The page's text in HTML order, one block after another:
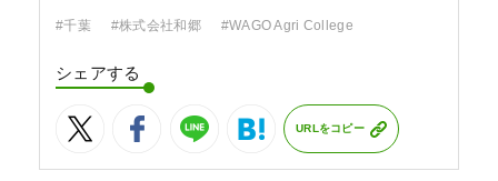
#千葉 #株式会社和郷 #WAGO Agri College
シェアする
URLをコピー